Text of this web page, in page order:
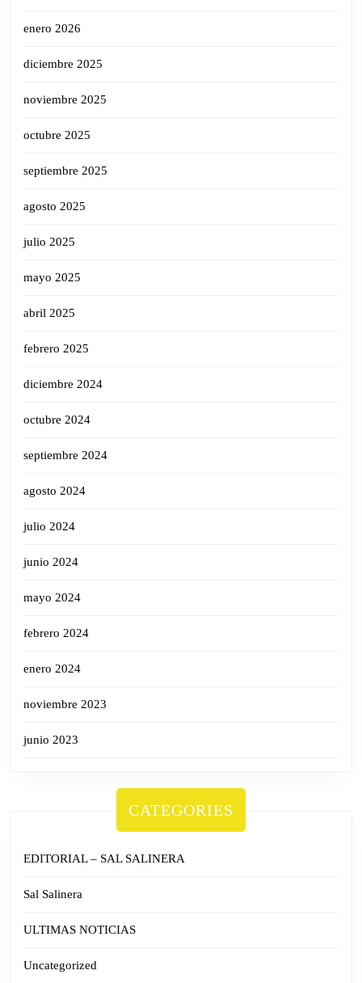
enero 2026
diciembre 2025
noviembre 2025
octubre 2025
septiembre 2025
agosto 2025
julio 2025
mayo 2025
abril 2025
febrero 2025
diciembre 2024
octubre 2024
septiembre 2024
agosto 2024
julio 2024
junio 2024
mayo 2024
febrero 2024
enero 2024
noviembre 2023
junio 2023
CATEGORIES
EDITORIAL – SAL SALINERA
Sal Salinera
ULTIMAS NOTICIAS
Uncategorized